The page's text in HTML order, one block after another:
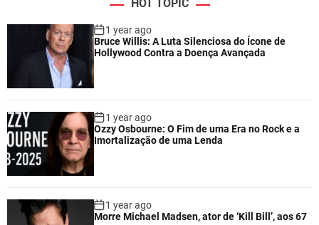
HOT TOPIC
1 year ago
Bruce Willis: A Luta Silenciosa do Ícone de
Hollywood Contra a Doença Avançada
1 year ago
Ozzy Osbourne: O Fim de uma Era no Rock e a
Imortalização de uma Lenda
1 year ago
Morre Michael Madsen, ator de ‘Kill Bill’, aos 67